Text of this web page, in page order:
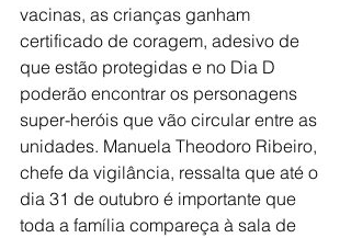
vacinas, as crianças ganham
certificado de coragem, adesivo de
que estão protegidas e no Dia D
poderão encontrar os personagens
super-heróis que vão circular entre as
unidades. Manuela Theodoro Ribeiro,
chefe da vigilância, ressalta que até o
dia 31 de outubro é importante que
toda a família compareça à sala de